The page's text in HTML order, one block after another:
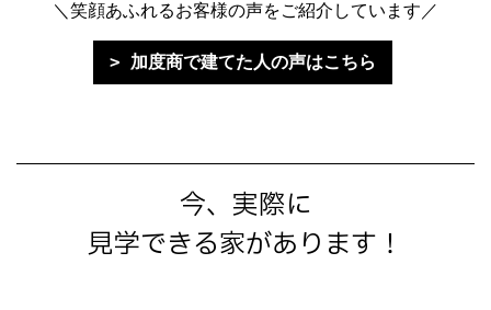
＼笑顔あふれるお客様の声をご紹介しています／
加度商で建てた人の声はこちら
今、実際に
見学できる家があります！